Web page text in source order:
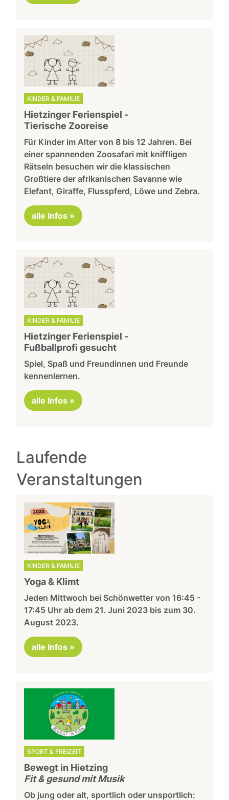
KINDER & FAMILIE
Hietzinger Ferienspiel -
Tierische Zooreise
Für Kinder im Alter von 8 bis 12 Jahren. Bei
einer spannenden Zoosafari mit kniffligen
Rätseln besuchen wir die klassischen
Großtiere der afrikanischen Savanne wie
Elefant, Giraffe, Flusspferd, Löwe und Zebra.
alle Infos »
KINDER & FAMILIE
Hietzinger Ferienspiel -
Fußballprofi gesucht
Spiel, Spaß und Freundinnen und Freunde
kennenlernen.
alle Infos »
Laufende
Veranstaltungen
KINDER & FAMILIE
Yoga & Klimt
Jeden Mittwoch bei Schönwetter von 16:45 -
17:45 Uhr ab dem 21. Juni 2023 bis zum 30.
August 2023.
alle Infos »
SPORT & FREIZEIT
Bewegt in Hietzing
Fit & gesund mit Musik
Ob jung oder alt, sportlich oder unsportlich: